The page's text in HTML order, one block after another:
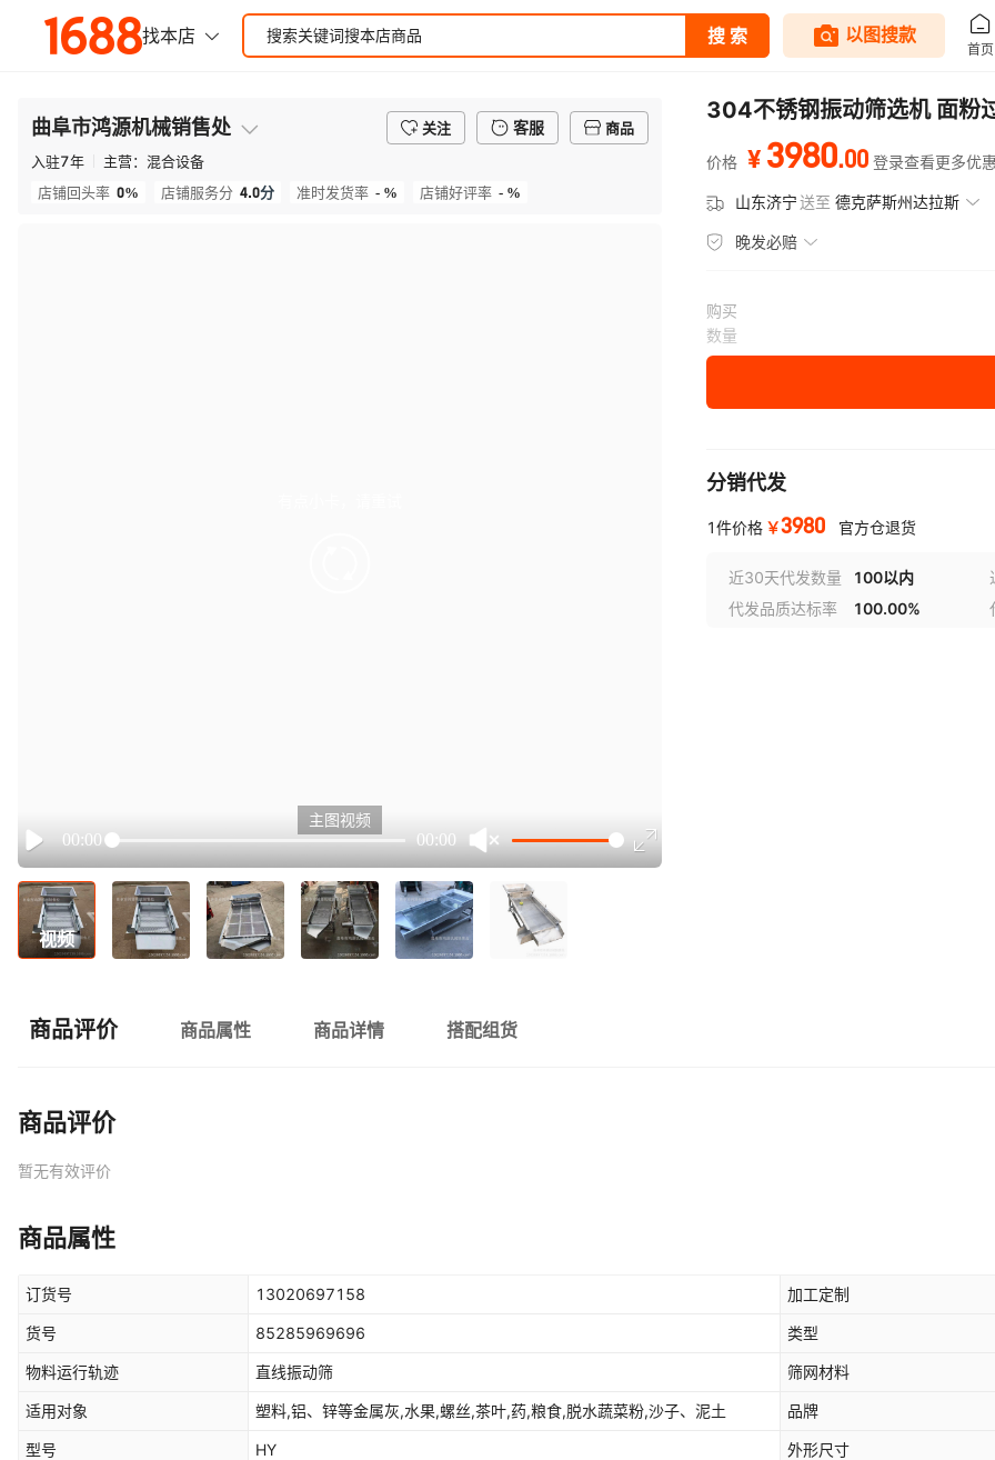
曲阜市鸿源机械销售处 关注 客服
商品
入驻7年 主营： 混合设备
店铺回头率 0% 店铺服务分 4.0分 准时发货率 - % 店铺好评率 - %
Play
00:00 00:00
主图视频
视频
304不锈钢振动筛选机 面粉
价格 ¥ 3980.00 登录查看更多优
山东济宁送至 德克萨斯州达拉斯
晚发必赔
购买
数量
分销代发
1件价格 ￥3980 官方仓退货
近30天代发数量 100以内
代发品质达标率
100.00%
商品评价 商品属性 商品详情 搭配组货
商品评价
暂无有效评价
商品属性
订货号 13020697158 加工定制
货号 85285969696 类型
物料运行轨迹 直线振动筛 筛网材料
适用对象 塑料,铝、锌等金属灰,水果,螺丝,茶叶,药,粮食,脱水蔬菜粉,沙子、泥土 品牌
型号 HY 外形尺寸